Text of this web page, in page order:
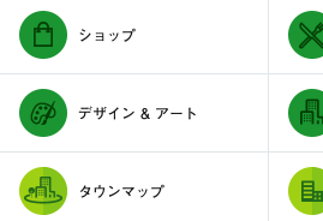
ショップ
デザイン & アート
タウンマップ